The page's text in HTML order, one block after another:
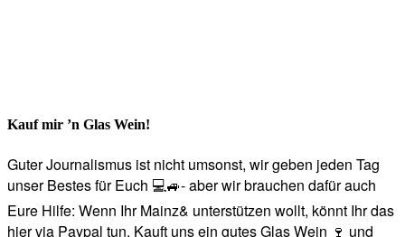
Kauf mir ’n Glas Wein!
Guter Journalismus ist nicht umsonst, wir geben jeden Tag
unser Bestes für Euch 💻🚙- aber wir brauchen dafür auch
Eure Hilfe: Wenn Ihr Mainz& unterstützen wollt, könnt Ihr das
hier via Paypal tun. Kauft uns ein gutes Glas Wein 🍷 und